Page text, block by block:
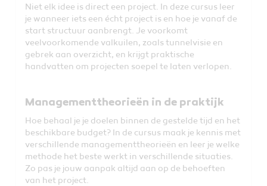
Niet elk idee is direct een project. In deze cursus leer
je wanneer iets een écht project is en hoe je vanaf de
start structuur aanbrengt. Je voorkomt
veelvoorkomende valkuilen, zoals tunnelvisie en
gebrek aan overzicht, en krijgt praktische
handvatten om projecten soepel te laten verlopen.
Managementtheorieën in de praktijk
Hoe behaal je je doelen binnen de gestelde tijd en het
beschikbare budget? In de cursus maak je kennis met
verschillende managementtheorieën en leer je welke
methode het beste werkt in verschillende situaties.
Zo pas je jouw aanpak altijd aan op de behoeften
van het project.